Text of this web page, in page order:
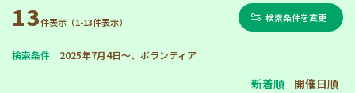
13件表示（1-13件表示） 検索条件を変更
検索条件 2025年7月4日～、ボランティア
新着順 開催日順